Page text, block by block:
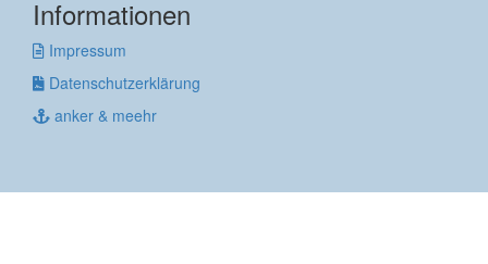
Informationen
Impressum
Datenschutzerklärung
anker & meehr